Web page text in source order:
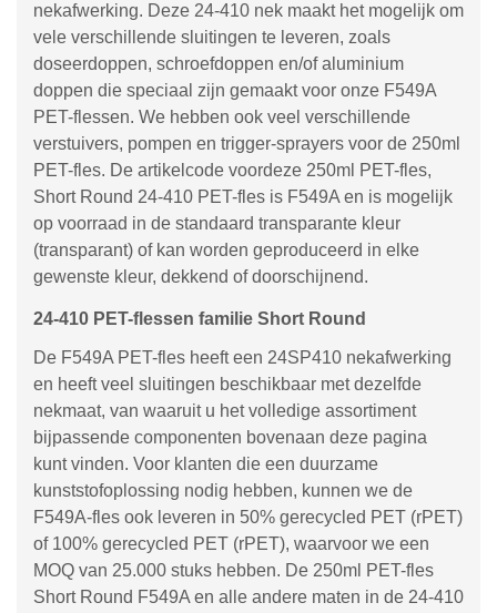
nekafwerking. Deze 24-410 nek maakt het mogelijk om
vele verschillende sluitingen te leveren, zoals
doseerdoppen, schroefdoppen en/of aluminium
doppen die speciaal zijn gemaakt voor onze F549A
PET-flessen. We hebben ook veel verschillende
verstuivers, pompen en trigger-sprayers voor de 250ml
PET-fles. De artikelcode voordeze 250ml PET-fles,
Short Round 24-410 PET-fles is F549A en is mogelijk
op voorraad in de standaard transparante kleur
(transparant) of kan worden geproduceerd in elke
gewenste kleur, dekkend of doorschijnend.
24-410 PET-flessen familie Short Round
De F549A PET-fles heeft een 24SP410 nekafwerking
en heeft veel sluitingen beschikbaar met dezelfde
nekmaat, van waaruit u het volledige assortiment
bijpassende componenten bovenaan deze pagina
kunt vinden. Voor klanten die een duurzame
kunststofoplossing nodig hebben, kunnen we de
F549A-fles ook leveren in 50% gerecycled PET (rPET)
of 100% gerecycled PET (rPET), waarvoor we een
MOQ van 25.000 stuks hebben. De 250ml PET-fles
Short Round F549A en alle andere maten in de 24-410